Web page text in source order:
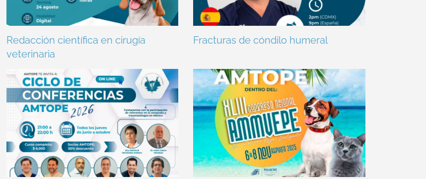
Redacción científica en cirugía
veterinaria
Fracturas de cóndilo humeral